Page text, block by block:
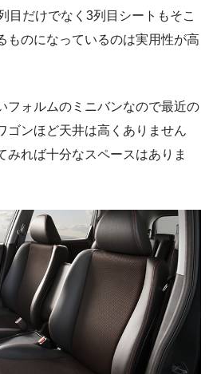
目だけでなく3列目シートもそこ
ものになっているのは実用性が高
フォルムのミニバンなので最近の
ゴンほど天井は高くありません
みれば十分なスペースはありま